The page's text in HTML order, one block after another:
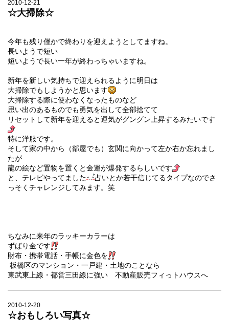
2010-12-21
☆大掃除☆
今年も残り僅かで終わりを迎えようとしてますね。
長いようで短い
短いようで長い一年が終わっちゃいますね。
新年を新しい気持ちで迎えられるように明日は
大掃除でもしようかと思います
大掃除する際に使わなくなったものなど
思い出のあるものでも勇気を出して全部捨てて
リセットして新年を迎えると運気がグングン上昇するみたいです
特に洋服です。
そして家の中から（部屋でも）玄関に向かって左か右か忘れまし
たが
龍の絵など置物を置くと金運が爆発するらしいです
と、テレビやってました
占いとか若干信じてるタイプなのでさ
っそくチャレンジしてみます。笑
ちなみに来年のラッキーカラーは
ずばり金です
財布・携帯電話・手帳に金色を
板橋区のマンション・一戸建・土地のことなら
東武東上線・都営三田線に強い 不動産販売フィっトハウスへ
2010-12-20
☆おもしろい写真☆